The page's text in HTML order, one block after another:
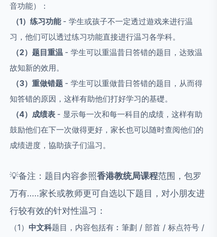
音功能）：
（1）练习功能 - 学生或孩子不一定透过遊戏来进行温
习，他们可以透过练习功能直接进行温习各学科。
（2）题目重温 - 学生可以重温昔日答错的题目，达致温
故知新的效用。
（3）重做错题 - 学生可以重做昔日答错的题目，从而得
知答错的原因，这样有助他们打好学习的基礎。
（4）成绩表 - 显示每一次和每一科目的成绩，这样有助
鼓励他们在下一次做得更好，家长也可以随时查阅他们的
成绩进度，協助孩子们温习。
💡备注：题目内容参照香港教统局课程范围，包罗
万有.....家长或教师更可自选以下题目，对小朋友进
行较有效的针对性温习：
（1） 中文科题目，内容包括有︰筆劃 / 部首 / 标点符号 /